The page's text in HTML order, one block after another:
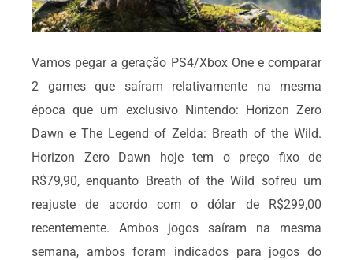
Vamos pegar a geração PS4/Xbox One e comparar
2 games que saíram relativamente na mesma
época que um exclusivo Nintendo: Horizon Zero
Dawn e The Legend of Zelda: Breath of the Wild.
Horizon Zero Dawn hoje tem o preço fixo de
R$79,90, enquanto Breath of the Wild sofreu um
reajuste de acordo com o dólar de R$299,00
recentemente. Ambos jogos saíram na mesma
semana, ambos foram indicados para jogos do